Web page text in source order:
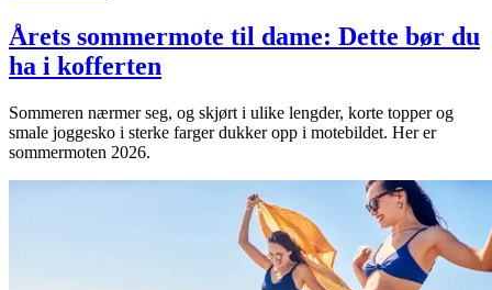
Tilbud
Inspirasjon
Årets sommermote til dame: Dette bør du
ha i kofferten
Sommeren nærmer seg, og skjørt i ulike lengder, korte topper og
smale joggesko i sterke farger dukker opp i motebildet. Her er
sommermoten 2026.